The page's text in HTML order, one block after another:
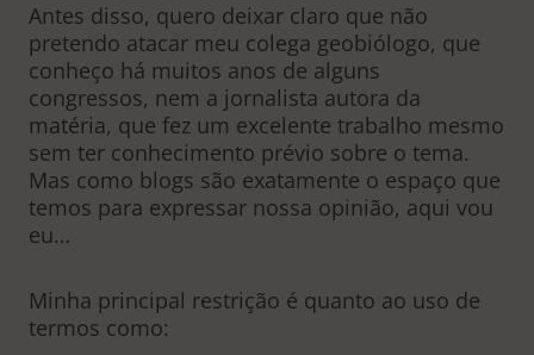
Antes disso, quero deixar claro que não
pretendo atacar meu colega geobiólogo, que
conheço há muitos anos de alguns
congressos, nem a jornalista autora da
matéria, que fez um excelente trabalho mesmo
sem ter conhecimento prévio sobre o tema.
Mas como blogs são exatamente o espaço que
temos para expressar nossa opinião, aqui vou
eu…
Minha principal restrição é quanto ao uso de
termos como: